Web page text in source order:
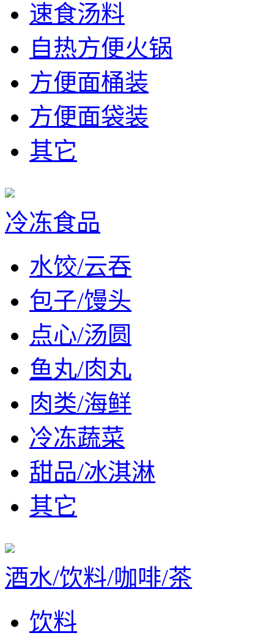
速食汤料
自热方便火锅
方便面桶装
方便面袋装
其它
冷冻食品
水饺/云吞
包子/馒头
点心/汤圆
鱼丸/肉丸
肉类/海鲜
冷冻蔬菜
甜品/冰淇淋
其它
酒水/饮料/咖啡/茶
饮料